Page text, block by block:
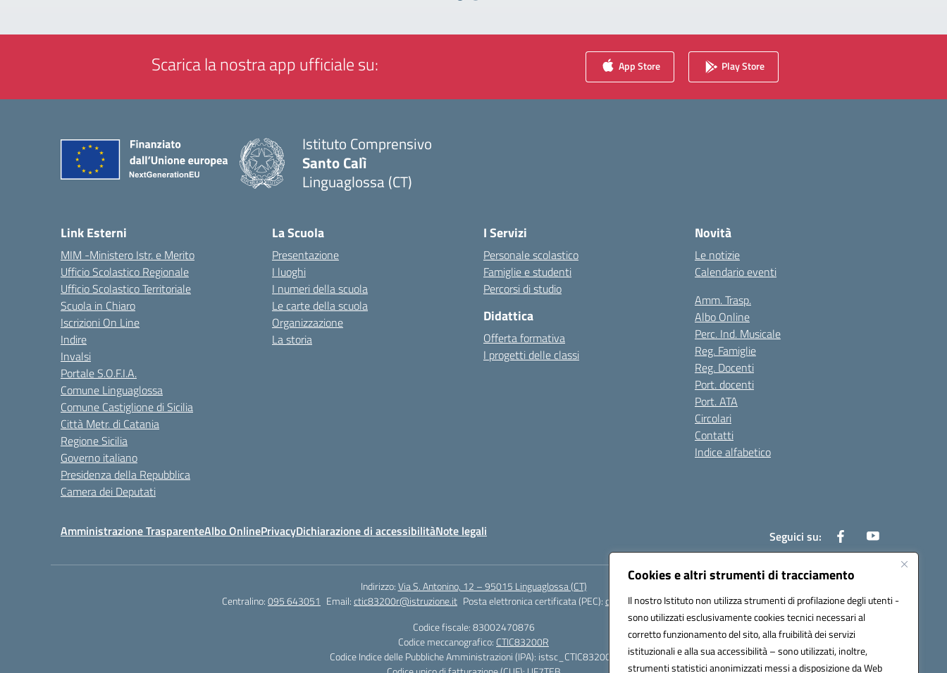
Cookies e altri strumenti di tracciamento
Il nostro Istituto non utilizza strumenti di profilazione degli utenti -
sono utilizzati esclusivamente cookies tecnici necessari al
corretto funzionamento del sito, alla fruibilità dei servizi
istituzionali e alla sua accessibilità – sono utilizzati, inoltre,
strumenti statistici anonimizzati messi a disposizione da Web
Scarica la nostra app ufficiale su: App Store Play Store
Istituto Comprensivo
Santo Calì
Linguaglossa (CT)
Link Esterni
MIM -Ministero Istr. e Merito
Ufficio Scolastico Regionale
Ufficio Scolastico Territoriale
Scuola in Chiaro
Iscrizioni On Line
Indire
Invalsi
Portale S.O.F.I.A.
Comune Linguaglossa
Comune Castiglione di Sicilia
Città Metr. di Catania
Regione Sicilia
Governo italiano
Presidenza della Repubblica
Camera dei Deputati
La Scuola
Presentazione
I luoghi
I numeri della scuola
Le carte della scuola
Organizzazione
La storia
I Servizi
Personale scolastico
Famiglie e studenti
Percorsi di studio
Didattica
Offerta formativa
I progetti delle classi
Novità
Le notizie
Calendario eventi
Amm. Trasp.
Albo Online
Perc. Ind. Musicale
Reg. Famiglie
Reg. Docenti
Port. docenti
Port. ATA
Circolari
Contatti
Indice alfabetico
Amministrazione TrasparenteAlbo OnlinePrivacyDichiarazione di accessibilitàNote legali Seguici su:
Indirizzo:Via S. Antonino, 12 – 95015 Linguaglossa (CT)
Centralino:095 643051 Email:ctic83200r@istruzione.it Posta elettronica certificata (PEC):ctic83200r@pec.istruzione.it
Codice fiscale: 83002470876
Codice meccanografico: CTIC83200R
Codice Indice delle Pubbliche Amministrazioni (IPA): istsc_CTIC83200R